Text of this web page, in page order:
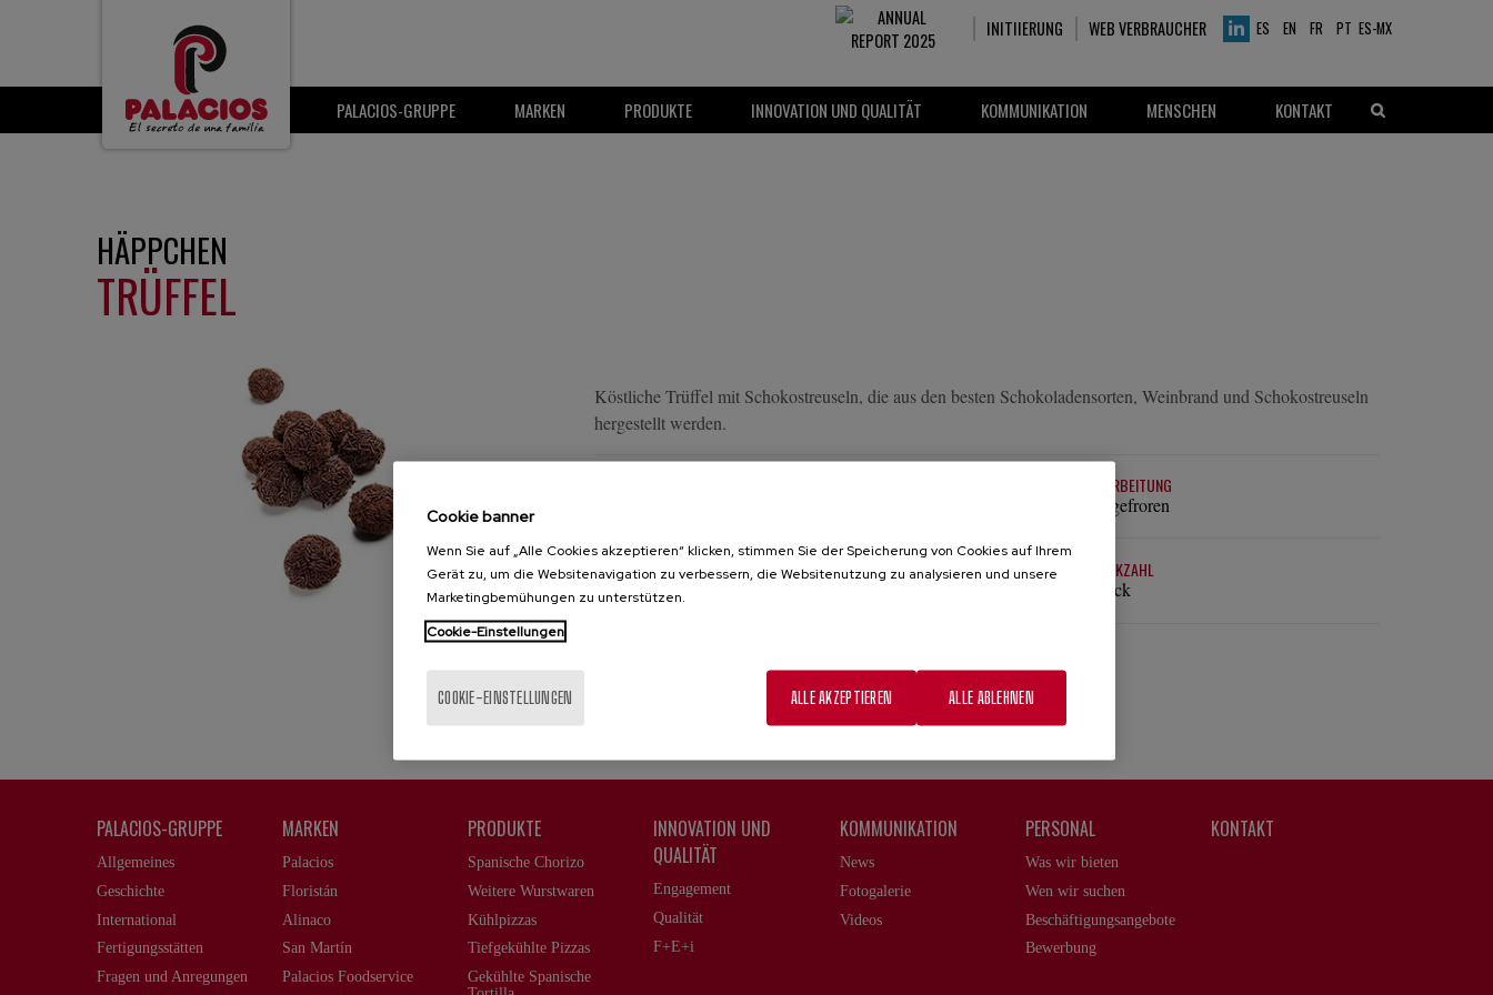
PALACIOS-GRUPPE MARKEN PRODUKTE INNOVATION UND QUALITÄT KOMMUNIKATION MENSCHEN KONTAKT
ES EN FR PT ES-MX
INITIIERUNG WEB VERBRAUCHER
TRÜFFEL
HÄPPCHEN
Köstliche Trüffel mit Schokostreuseln, die aus den besten Schokoladensorten, Weinbrand und Schokostreuseln
hergestellt werden.
VERARBEITUNG
Tiefgefroren
TEMPO
Im Kühlschrank 4 Stunde.
STÜCKZAHL
6Stück
70 Kartons
PALACIOS-GRUPPE
Allgemeines
Geschichte
International
Fertigungsstätten
Fragen und Anregungen
MARKEN
Palacios
Floristán
Alinaco
San Martín
Palacios Foodservice
PRODUKTE
Spanische Chorizo
Weitere Wurstwaren
Kühlpizzas
Tiefgekühlte Pizzas
Gekühlte Spanische
INNOVATION UND
QUALITÄT
Engagement
Qualität
F+E+i
KOMMUNIKATION
News
Fotogalerie
Videos
PERSONAL
Was wir bieten
Wen wir suchen
Beschäftigungsangebote
Bewerbung
KONTAKT
Cookie banner
Wenn Sie auf „Alle Cookies akzeptieren“ klicken, stimmen Sie der Speicherung von Cookies auf Ihrem
Gerät zu, um die Websitenavigation zu verbessern, die Websitenutzung zu analysieren und unsere
Marketingbemühungen zu unterstützen.
Cookie-Einstellungen
COOKIE-EINSTELLUNGEN ALLE ABLEHNEN
ALLE AKZEPTIEREN